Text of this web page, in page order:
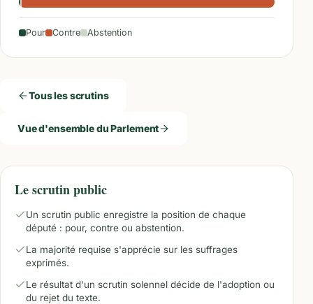
Pour Contre Abstention
Tous les scrutins
Vue d'ensemble du Parlement
Le scrutin public
Un scrutin public enregistre la position de chaque
député : pour, contre ou abstention.
La majorité requise s'apprécie sur les suffrages
exprimés.
Le résultat d'un scrutin solennel décide de l'adoption ou
du rejet du texte.